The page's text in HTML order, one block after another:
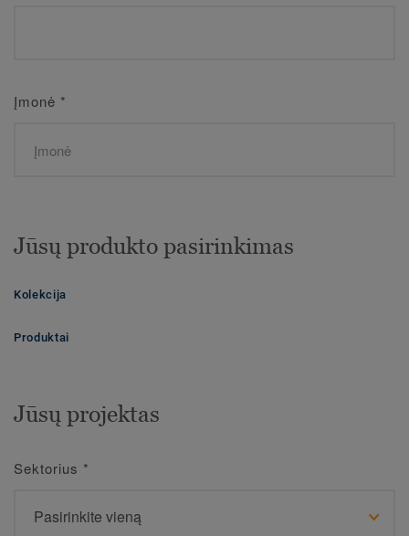
Įmonė *
Jūsų produkto pasirinkimas
Kolekcija
Produktai
Jūsų projektas
Sektorius *